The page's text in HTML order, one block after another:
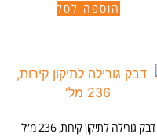
הוספה לסל
דבק גורילה לתיקון קירות, 236 מ”ל